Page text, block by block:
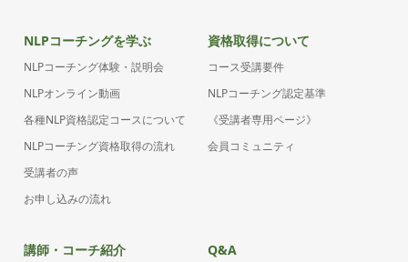
NLPコーチングを学ぶ
NLPコーチング体験・説明会
NLPオンライン動画
各種NLP資格認定コースについて
NLPコーチング資格取得の流れ
受講者の声
お申し込みの流れ
資格取得について
コース受講要件
NLPコーチング認定基準
《受講者専用ページ》
会員コミュニティ
講師・コーチ紹介 Q&A